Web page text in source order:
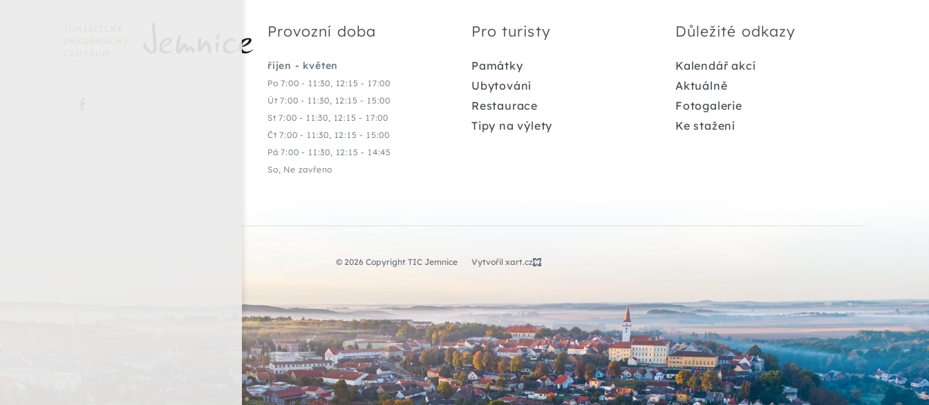
Provozní doba
říjen - květen
Po 7:00 - 11:30, 12:15 - 17:00
Út 7:00 - 11:30, 12:15 - 15:00
St 7:00 - 11:30, 12:15 - 17:00
Čt 7:00 - 11:30, 12:15 - 15:00
Pá 7:00 - 11:30, 12:15 - 14:45
So, Ne zavřeno
Pro turisty
Památky
Ubytování
Restaurace
Tipy na výlety
Důležité odkazy
Kalendář akcí
Aktuálně
Fotogalerie
Ke stažení
© 2026 Copyright TIC Jemnice Vytvořil xart.cz